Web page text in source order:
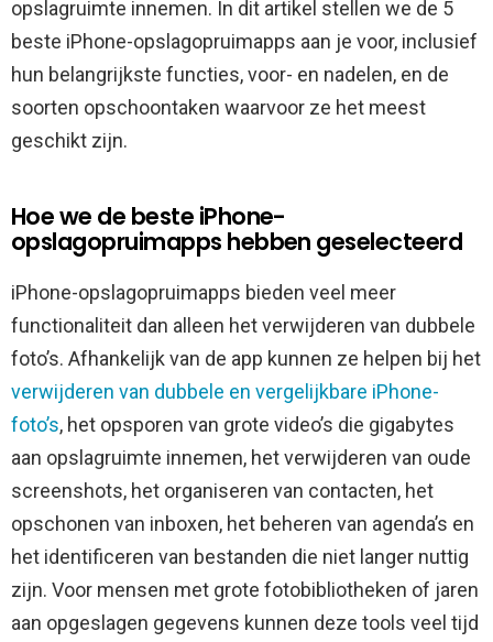
opslagruimte innemen. In dit artikel stellen we de 5
beste iPhone-opslagopruimapps aan je voor, inclusief
hun belangrijkste functies, voor- en nadelen, en de
soorten opschoontaken waarvoor ze het meest
geschikt zijn.
Hoe we de beste iPhone-
opslagopruimapps hebben geselecteerd
iPhone-opslagopruimapps bieden veel meer
functionaliteit dan alleen het verwijderen van dubbele
foto’s. Afhankelijk van de app kunnen ze helpen bij het
verwijderen van dubbele en vergelijkbare iPhone-
foto’s, het opsporen van grote video’s die gigabytes
aan opslagruimte innemen, het verwijderen van oude
screenshots, het organiseren van contacten, het
opschonen van inboxen, het beheren van agenda’s en
het identificeren van bestanden die niet langer nuttig
zijn. Voor mensen met grote fotobibliotheken of jaren
aan opgeslagen gegevens kunnen deze tools veel tijd